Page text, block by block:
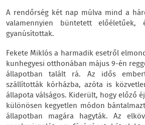
A rendőrség két nap múlva mind a
valamennyien büntetett
gyanúsítottak.
Fekete Miklós a harmadik esetről
kunhegyesi otthonában május 9-én
állapotban talált rá. Az idős
szállították kórházba, azóta is
állapota válságos. Kiderült, hogy előző
különösen kegyetlen módon
állapotban magára hagyták. Az